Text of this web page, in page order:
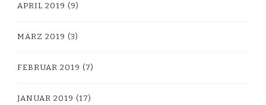
APRIL 2019 (9)
MÄRZ 2019 (3)
FEBRUAR 2019 (7)
JANUAR 2019 (17)